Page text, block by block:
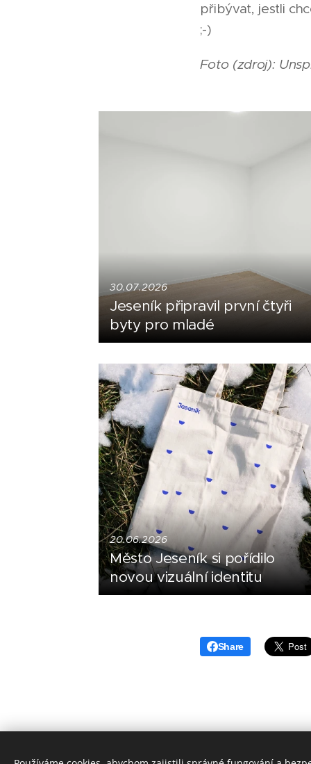
přibývat, jestli
;-)
Foto (zdroj):
30.07.2026
Jeseník připravil první čtyři
byty pro mladé
20.06.2026
Město Jeseník si pořídilo
novou vizuální identitu
Share